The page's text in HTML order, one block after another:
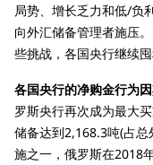
局势、增长乏力和低/负
向外汇储备管理者施压
些挑战，各国央行继续囤
各国央行的净购金行为
罗斯央行再次成为最大
储备达到2,168.3吨(占总
施之一，俄罗斯在2018